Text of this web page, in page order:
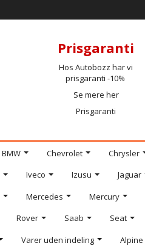
Prisgaranti
Hos Autobozz har vi
prisgaranti -10%
Se mere her
Prisgaranti
BMW Chevrolet Chrysler
Iveco Izusu Jaguar
Mercedes Mercury
Rover Saab Seat
Varer uden indeling Alpine